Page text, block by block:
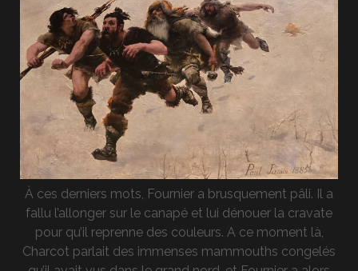
À ces derniers mots, Fournier a brusquement pâli. Il a
fallu l’allonger sur le canapé et lui dénouer la cravate
pour qu’il reprenne des couleurs. A ce moment là,
Charcot parlait des immenses mammouths congelés